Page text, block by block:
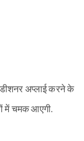
अप्लाई करने के
में चमक आएगी.